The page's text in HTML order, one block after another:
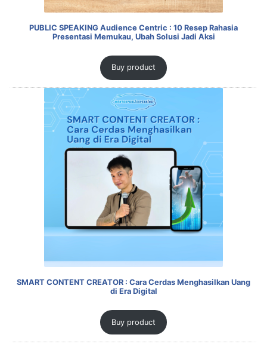
PUBLIC SPEAKING Audience Centric : 10 Resep Rahasia
Presentasi Memukau, Ubah Solusi Jadi Aksi
Buy product
SMART CONTENT CREATOR : Cara Cerdas Menghasilkan Uang
di Era Digital
Buy product